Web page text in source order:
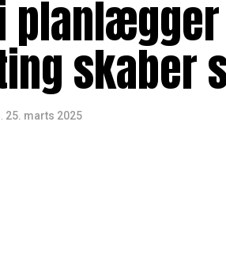
skaber
25. marts 2025